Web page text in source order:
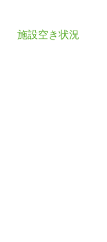
施設空き状況